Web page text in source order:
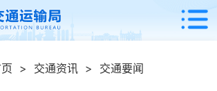
> 交通资讯 > 交通要闻